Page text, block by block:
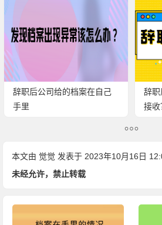
辞职后公司给的档案在自己
手里
辞职
接收
本文由 觉觉 发表于 2023年10月16日
未经允许，禁止转载